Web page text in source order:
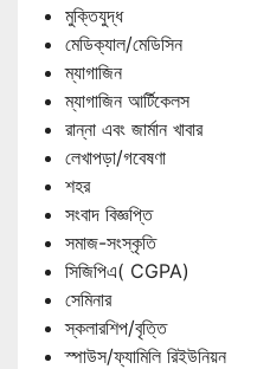
মুক্তিযুদ্ধ
মেডিক্যাল/মেডিসিন
ম্যাগাজিন
ম্যাগাজিন আর্টিকেলস
রান্না এবং জার্মান খাবার
লেখাপড়া/গবেষণা
শহর
সংবাদ বিজ্ঞপ্তি
সমাজ-সংস্কৃতি
সিজিপিএ( CGPA)
সেমিনার
স্কলারশিপ/বৃত্তি
স্পাউস/ফ্যামিলি রিইউনিয়ন